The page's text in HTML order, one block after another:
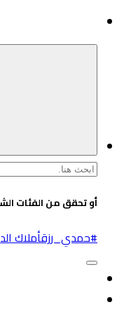
البحث
أو تحقق من الفئات
#حمدي_رزقأملاك